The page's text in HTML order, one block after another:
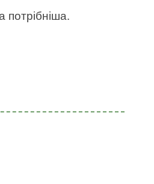
потрібніша.